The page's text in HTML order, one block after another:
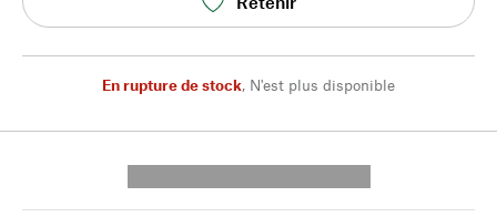
En rupture de stock, N'est plus disponible